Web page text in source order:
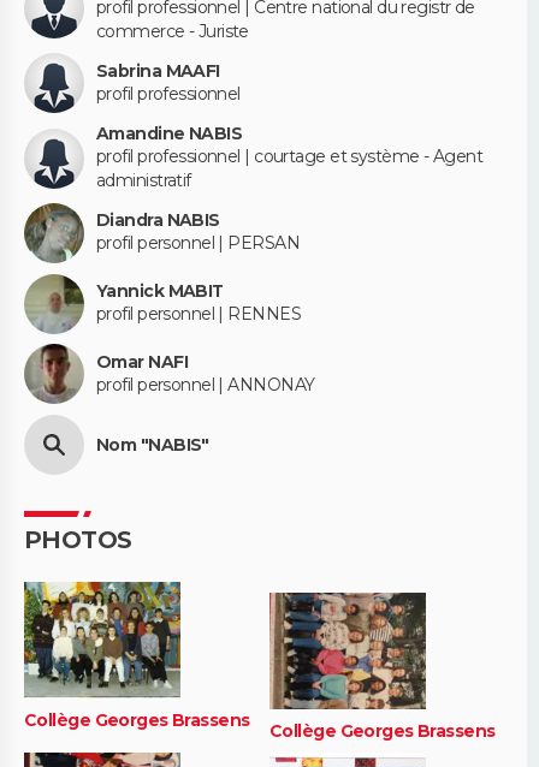
profil professionnel | Centre national du registr de
commerce - Juriste
Sabrina MAAFI
profil professionnel
Amandine NABIS
profil professionnel | courtage et système - Agent
administratif
Diandra NABIS
profil personnel | PERSAN
Yannick MABIT
profil personnel | RENNES
Omar NAFI
profil personnel | ANNONAY
Nom "NABIS"
PHOTOS
Collège Georges Brassens Collège Georges Brassens